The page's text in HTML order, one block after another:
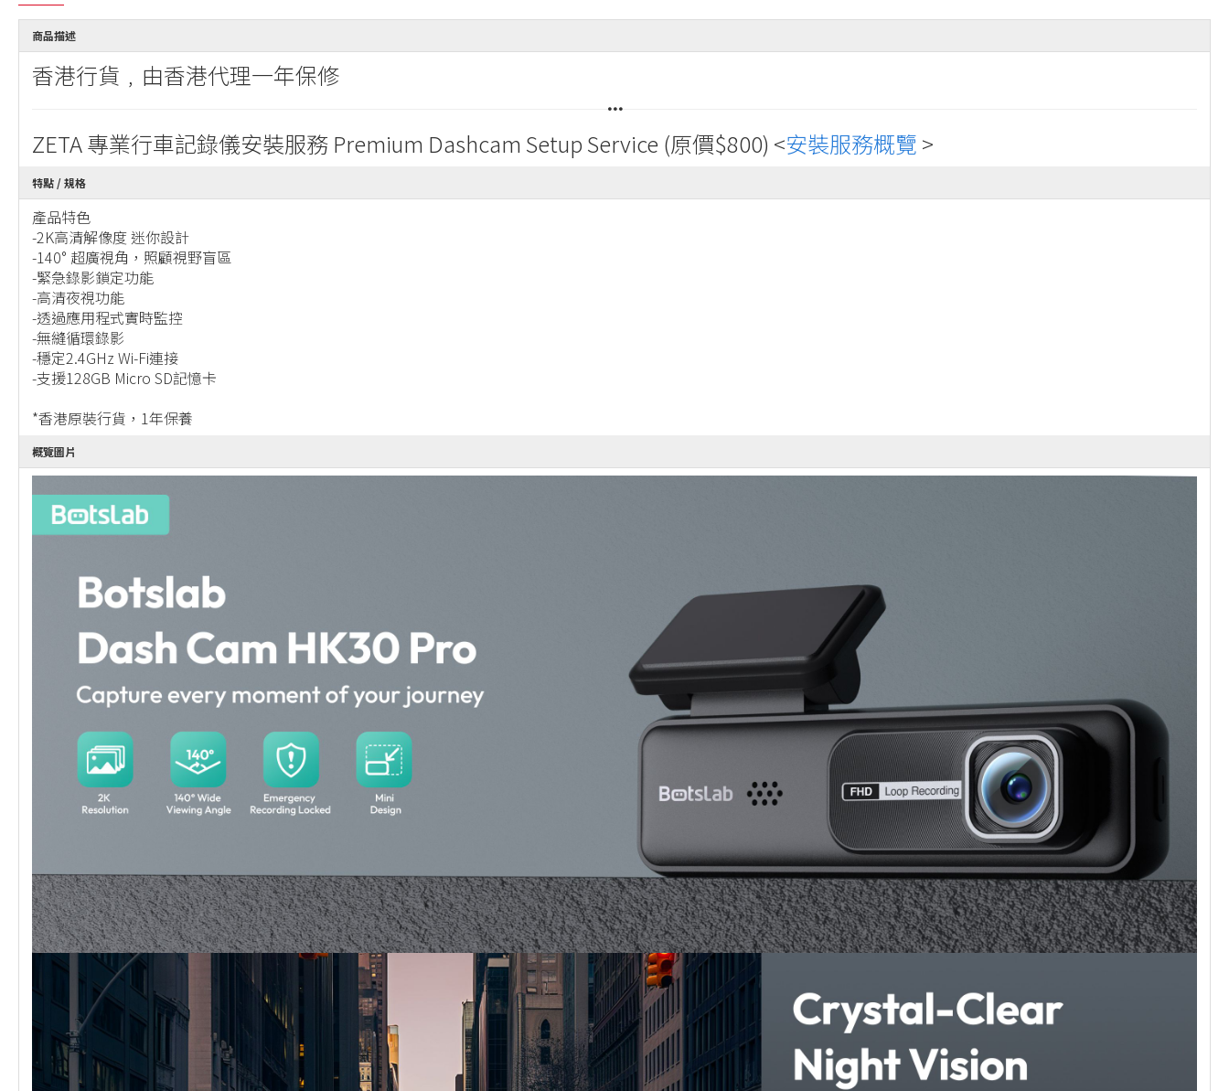
商品描述
香港行貨﹐由香港代理一年保修
ZETA 專業行車記錄儀安裝服務 Premium Dashcam Setup Service (原價$800) <安裝服務概覽 >
特點 / 規格
產品特色
-2K高清解像度 迷你設計
-140° 超廣視角，照顧視野盲區
-緊急錄影鎖定功能
-高清夜視功能
-透過應用程式實時監控
-無縫循環錄影
-穩定2.4GHz Wi-Fi連接
-支援128GB Micro SD記憶卡
*香港原裝行貨，1年保養
概覽圖片